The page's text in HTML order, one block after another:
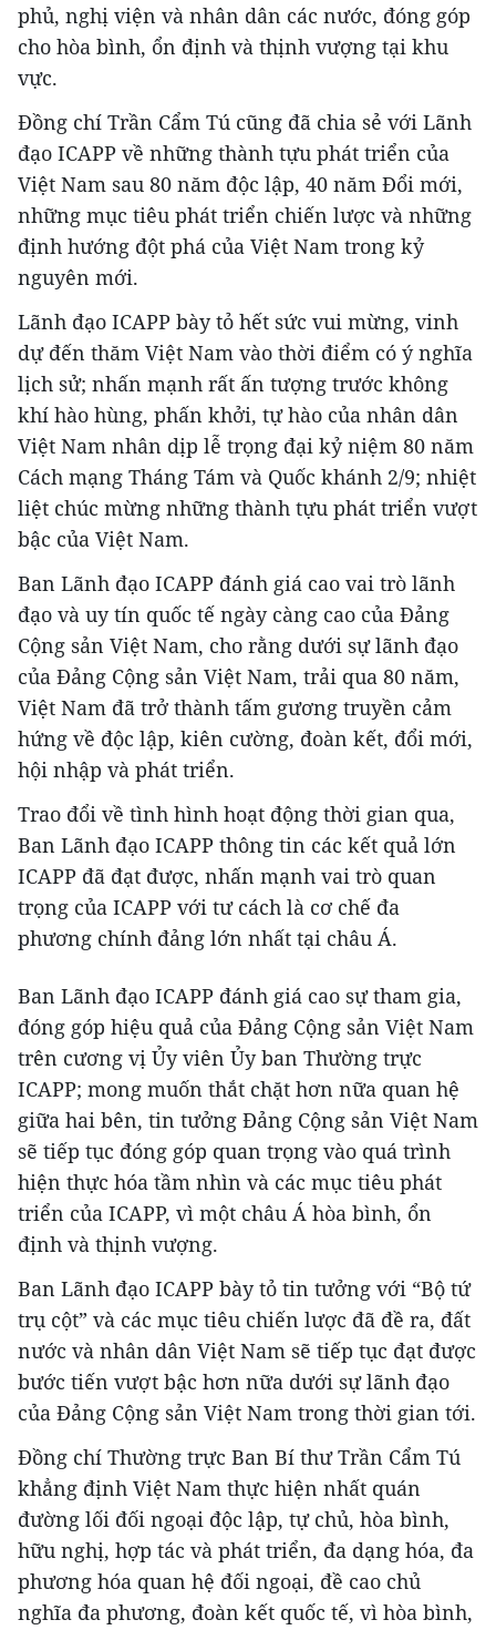
phủ, nghị viện và nhân dân các nước, đóng góp
cho hòa bình, ổn định và thịnh vượng tại khu
vực.
Đồng chí Trần Cẩm Tú cũng đã chia sẻ với Lãnh
đạo ICAPP về những thành tựu phát triển của
Việt Nam sau 80 năm độc lập, 40 năm Đổi mới,
những mục tiêu phát triển chiến lược và những
định hướng đột phá của Việt Nam trong kỷ
nguyên mới.
Lãnh đạo ICAPP bày tỏ hết sức vui mừng, vinh
dự đến thăm Việt Nam vào thời điểm có ý nghĩa
lịch sử; nhấn mạnh rất ấn tượng trước không
khí hào hùng, phấn khởi, tự hào của nhân dân
Việt Nam nhân dịp lễ trọng đại kỷ niệm 80 năm
Cách mạng Tháng Tám và Quốc khánh 2/9; nhiệt
liệt chúc mừng những thành tựu phát triển vượt
bậc của Việt Nam.
Ban Lãnh đạo ICAPP đánh giá cao vai trò lãnh
đạo và uy tín quốc tế ngày càng cao của Đảng
Cộng sản Việt Nam, cho rằng dưới sự lãnh đạo
của Đảng Cộng sản Việt Nam, trải qua 80 năm,
Việt Nam đã trở thành tấm gương truyền cảm
hứng về độc lập, kiên cường, đoàn kết, đổi mới,
hội nhập và phát triển.
Trao đổi về tình hình hoạt động thời gian qua,
Ban Lãnh đạo ICAPP thông tin các kết quả lớn
ICAPP đã đạt được, nhấn mạnh vai trò quan
trọng của ICAPP với tư cách là cơ chế đa
phương chính đảng lớn nhất tại châu Á.
Ban Lãnh đạo ICAPP đánh giá cao sự tham gia,
đóng góp hiệu quả của Đảng Cộng sản Việt Nam
trên cương vị Ủy viên Ủy ban Thường trực
ICAPP; mong muốn thắt chặt hơn nữa quan hệ
giữa hai bên, tin tưởng Đảng Cộng sản Việt Nam
sẽ tiếp tục đóng góp quan trọng vào quá trình
hiện thực hóa tầm nhìn và các mục tiêu phát
triển của ICAPP, vì một châu Á hòa bình, ổn
định và thịnh vượng.
Ban Lãnh đạo ICAPP bày tỏ tin tưởng với “Bộ tứ
trụ cột” và các mục tiêu chiến lược đã đề ra, đất
nước và nhân dân Việt Nam sẽ tiếp tục đạt được
bước tiến vượt bậc hơn nữa dưới sự lãnh đạo
của Đảng Cộng sản Việt Nam trong thời gian tới.
Đồng chí Thường trực Ban Bí thư Trần Cẩm Tú
khẳng định Việt Nam thực hiện nhất quán
đường lối đối ngoại độc lập, tự chủ, hòa bình,
hữu nghị, hợp tác và phát triển, đa dạng hóa, đa
phương hóa quan hệ đối ngoại, đề cao chủ
nghĩa đa phương, đoàn kết quốc tế, vì hòa bình,